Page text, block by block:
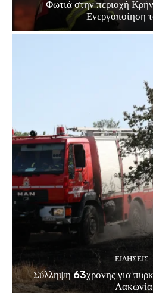
Φωτιά στην περιοχή
Ενεργοποίηση
ΕΙΔΗΣΕΙΣ
Σύλληψη 63χρονης για
Λακωνία